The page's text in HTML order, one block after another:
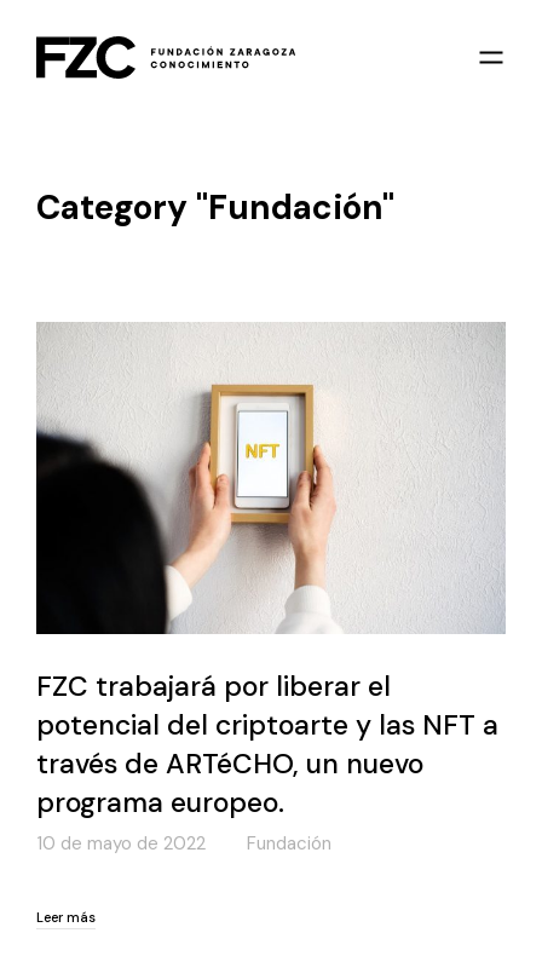
Category "Fundación"
FZC trabajará por liberar el
potencial del criptoarte y las NFT a
través de ARTéCHO, un nuevo
programa europeo.
10 de mayo de 2022 Fundación
Leer más